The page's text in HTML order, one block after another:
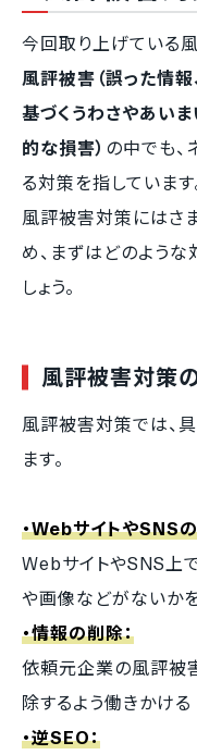
今回取り上げている
風評被害（誤った情
基づくうわさやあい
的な損害） の中でも、
る対策を指しています
風評被害対策にはさ
め、まずはどのよう
しょう。
風評被害対策
風評被害対策では、
ます。
・WebサイトやSNS
WebサイトやSNS上
や画像などがないか
・情報の削除：
依頼元企業の風評被
除するよう働きかける
・逆SEO：